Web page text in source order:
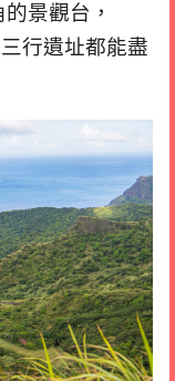
景觀台，
行遺址都能盡